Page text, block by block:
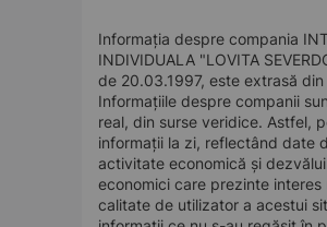
Informația despre compania
INDIVIDUALA "LOVITA
de 20.03.1997, este extrasă
Informațiile despre companii
real, din surse veridice. Astfel,
informații la zi, reflectând date
activitate economică și
economici care prezinte interes
calitate de utilizator a acestui